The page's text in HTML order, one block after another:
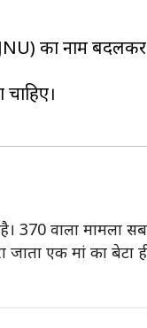
का नाम बदलकर
370 वाला मामला
एक मां का बेटा ही